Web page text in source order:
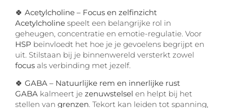
🍀 Acetylcholine – Focus en zelfinzicht
Acetylcholine speelt een belangrijke rol in
geheugen, concentratie en emotie-regulatie. Voor
HSP beïnvloedt het hoe je je gevoelens begrijpt en
uit. Stilstaan bij je binnenwereld versterkt zowel
focus als verbinding met jezelf.
🍀 GABA – Natuurlijke rem en innerlijke rust
GABA kalmeert je zenuwstelsel en helpt bij het
stellen van grenzen. Tekort kan leiden tot spanning,